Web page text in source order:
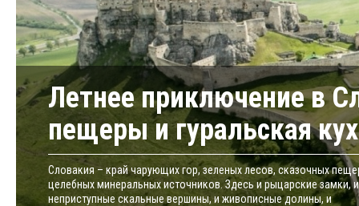
Летнее приключение в
пещеры и гуральская
Словакия – край чарующих гор, зеленых лесов, сказочных
целебных минеральных источников. Здесь и рыцарские замки, и
неприступные скальные вершины, и живописные долины, и